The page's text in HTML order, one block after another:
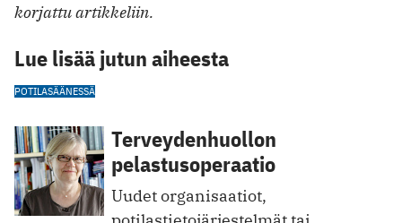
korjattu artikkeliin.
Lue lisää jutun aiheesta
POTILASÄÄNESSÄ
Terveydenhuollon
pelastusoperaatio
Uudet organisaatiot,